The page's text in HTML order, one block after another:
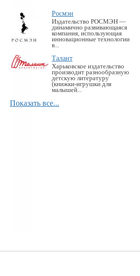
Росмэн
Издательство РОСМЭН —
динамично развивающаяся
компания, использующая
инновационные технологии
в...
Талант
Харьковское издательство
производит разнообразную
детскую литературу
(книжки-игрушки для
малышей...
Показать все...